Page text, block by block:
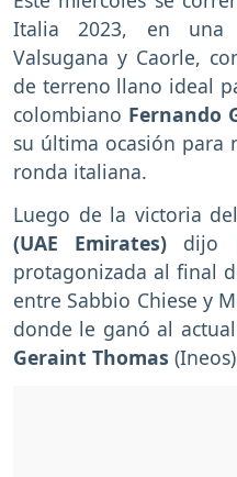
Italia 2023, en una
Valsugana y Caorle,
de terreno llano ideal
colombiano Fernando
su última ocasión para
ronda italiana.
Luego de la victoria
(UAE Emirates) dijo
protagonizada al final
entre Sabbio Chiese y
donde le ganó al
Geraint Thomas